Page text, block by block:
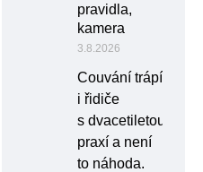
pravidla,
kamera
3.8.2026
Couvání trápí
i řidiče
s dvacetiletou
praxí a není
to náhoda.